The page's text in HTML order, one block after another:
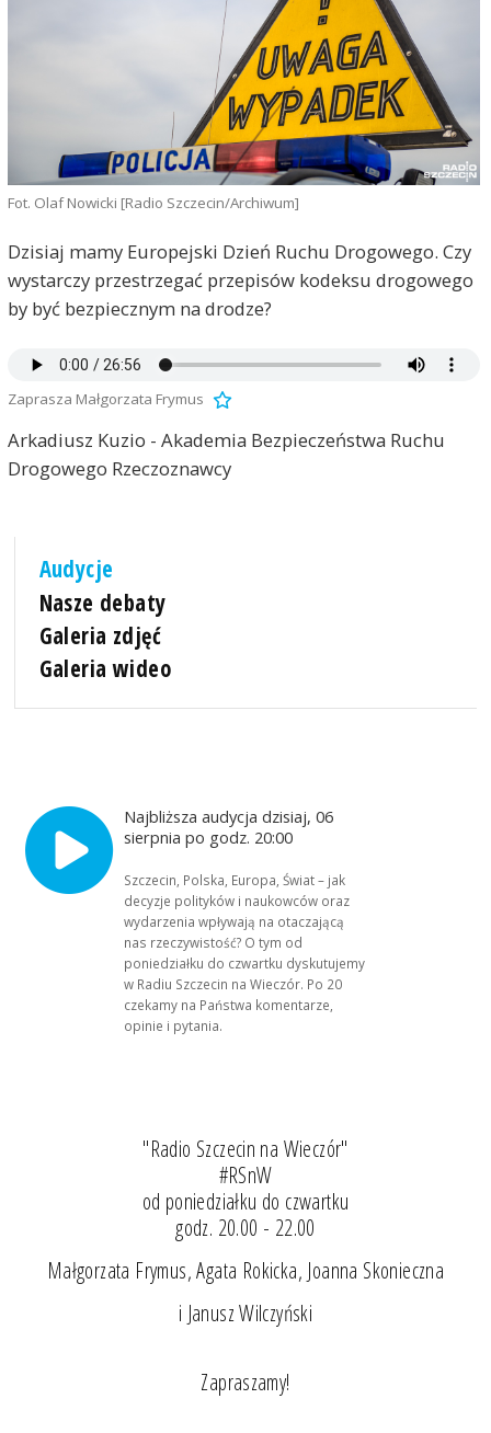
Fot. Olaf Nowicki [Radio Szczecin/Archiwum]
Dzisiaj mamy Europejski Dzień Ruchu Drogowego. Czy
wystarczy przestrzegać przepisów kodeksu drogowego
by być bezpiecznym na drodze?
Zaprasza Małgorzata Frymus
Arkadiusz Kuzio - Akademia Bezpieczeństwa Ruchu
Drogowego Rzeczoznawcy
Audycje
Nasze debaty
Galeria zdjęć
Galeria wideo
Najbliższa audycja dzisiaj, 06
sierpnia po godz. 20:00
Szczecin, Polska, Europa, Świat – jak
decyzje polityków i naukowców oraz
wydarzenia wpływają na otaczającą
nas rzeczywistość? O tym od
poniedziałku do czwartku dyskutujemy
w Radiu Szczecin na Wieczór. Po 20
czekamy na Państwa komentarze,
opinie i pytania.
"Radio Szczecin na Wieczór"
#RSnW
od poniedziałku do czwartku
godz. 20.00 - 22.00
Małgorzata Frymus, Agata Rokicka, Joanna Skonieczna
i Janusz Wilczyński
Zapraszamy!